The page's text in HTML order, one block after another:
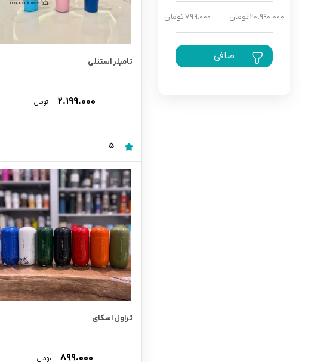
رابط و پد سینه
لباس و اکسسوری
799.000 تومان 20.990.000 تومان
صافی تامبلر استنلی
۲.۱۹۹.۰۰۰ تومان
5
تراول اسکای
۸۹۹.۰۰۰ تومان